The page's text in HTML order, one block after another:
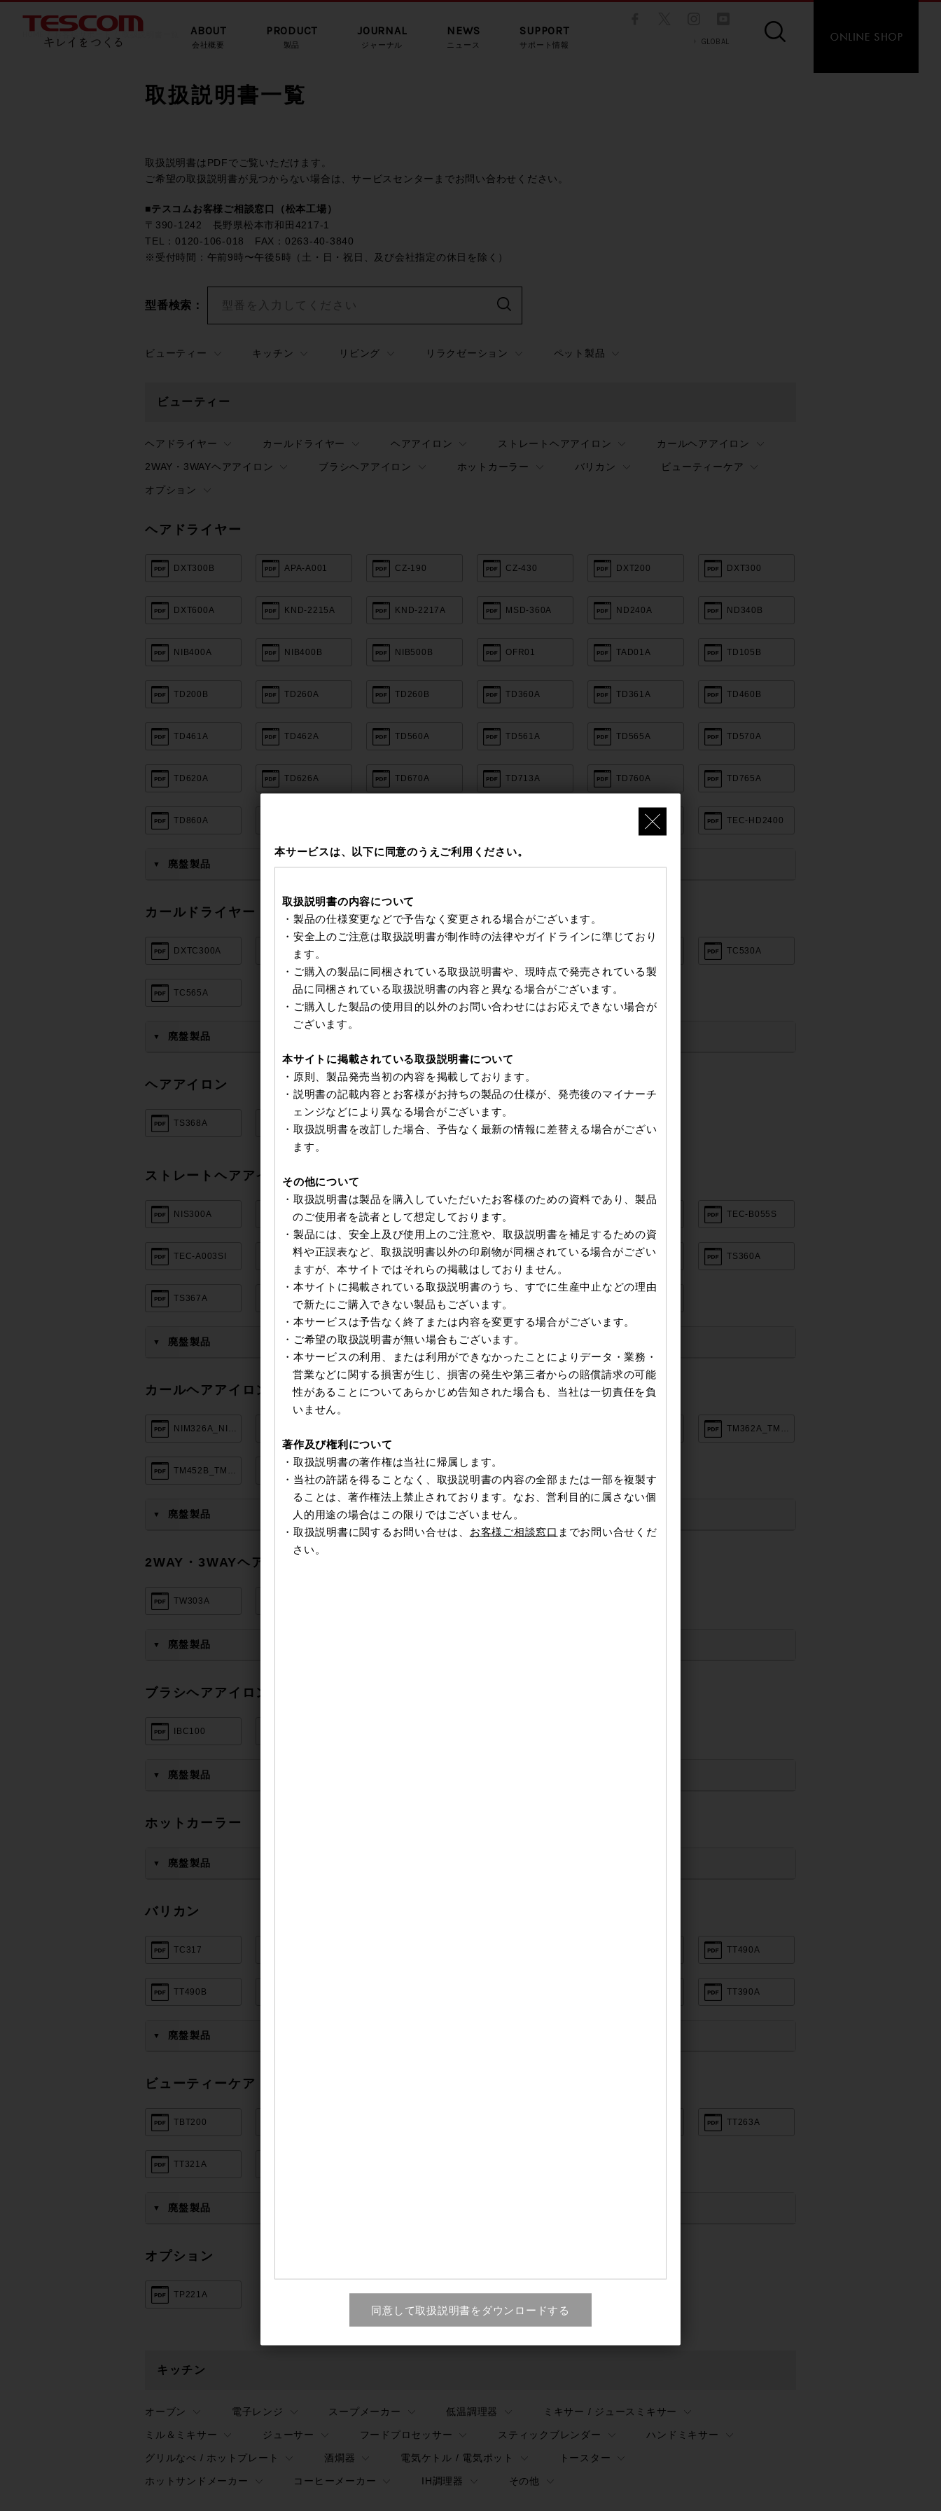
GLOBAL
ABOUT
会社概要
PRODUCT
製品
JOURNAL
ジャーナル
NEWS
ニュース
SUPPORT
サポート情報
取扱説明書一覧
取扱説明書はPDFでご覧いただけます。
ご希望の取扱説明書が見つからない場合は、サービスセンターまでお問い合わせください。
■テスコムお客様ご相談窓口（松本工場）
〒390-1242 長野県松本市和田4217-1
TEL：0120-106-018 FAX：0263-40-3840
※受付時間：午前9時〜午後5時（土・日・祝日、及び会社指定の休日を除く）
型番検索：
ビューティー キッチン リビング リラクゼーション ペット製品
ビューティー
ヘアドライヤー カールドライヤー ヘアアイロン ストレートヘアアイロン カールヘアアイロン
2WAY・3WAYヘアアイロン ブラシヘアアイロン ホットカーラー バリカン ビューティーケア
オプション
ヘアドライヤー
DXT300B APA-A001 CZ-190 CZ-430 DXT200 DXT300
DXT600A KND-2215A KND-2217A MSD-360A ND240A ND340B
NIB400A NIB400B NIB500B OFR01 TAD01A TD105B
TD200B TD260A TD260B TD360A TD361A TD460B
TD461A TD462A TD560A TD561A TD565A TD570A
TD620A TD626A TD670A TD713A TD760A TD765A
TD860A TEC-A026D TEC-HD2400
▼ 廃盤製品
カールドライヤー
DXTC300A TC105B TC530A
TC565A
▼ 廃盤製品
ヘアアイロン
TS368A TS369A
ストレートヘアアイロン
NIS300A NIS300B NIS500B TEC-B055S
TEC-A003SI TEC-HS120 THS7 TS120A TS310A TS360A
TS367A TS460A TS510A
▼ 廃盤製品
カールヘアアイロン
NIM326A_NIM332A TM362A_TM363A_TM364A
TM452B_TM453B
▼ 廃盤製品
2WAY・3WAYヘアアイロン
TW303A
▼ 廃盤製品
ブラシヘアアイロン
IBC100
▼ 廃盤製品
ホットカーラー
▼ 廃盤製品
バリカン
TC317 TT490A
TT490B TT390A
▼ 廃盤製品
ビューティーケア
TBT200 TT263A
TT321A
▼ 廃盤製品
オプション
TP221A
キッチン
オーブン 電子レンジ スープメーカー 低温調理器 ミキサー / ジュースミキサー
ミル＆ミキサー ジューサー フードプロセッサー スティックブレンダー ハンドミキサー
グリルなべ / ホットプレート 酒燗器 電気ケトル / 電気ポット トースター
ホットサンドメーカー コーヒーメーカー IH調理器 その他
本サービスは、以下に同意のうえご利用ください。
取扱説明書の内容について
・製品の仕様変更などで予告なく変更される場合がございます。
・安全上のご注意は取扱説明書が制作時の法律やガイドラインに準じており
ます。
・ご購入の製品に同梱されている取扱説明書や、現時点で発売されている製
品に同梱されている取扱説明書の内容と異なる場合がございます。
・ご購入した製品の使用目的以外のお問い合わせにはお応えできない場合が
ございます。
本サイトに掲載されている取扱説明書について
・原則、製品発売当初の内容を掲載しております。
・説明書の記載内容とお客様がお持ちの製品の仕様が、発売後のマイナーチ
ェンジなどにより異なる場合がございます。
・取扱説明書を改訂した場合、予告なく最新の情報に差替える場合がござい
ます。
その他について
・取扱説明書は製品を購入していただいたお客様のための資料であり、製品
のご使用者を読者として想定しております。
・製品には、安全上及び使用上のご注意や、取扱説明書を補足するための資
料や正誤表など、取扱説明書以外の印刷物が同梱されている場合がござい
ますが、本サイトではそれらの掲載はしておりません。
・本サイトに掲載されている取扱説明書のうち、すでに生産中止などの理由
で新たにご購入できない製品もございます。
・本サービスは予告なく終了または内容を変更する場合がございます。
・ご希望の取扱説明書が無い場合もございます。
・本サービスの利用、または利用ができなかったことによりデータ・業務・
営業などに関する損害が生じ、損害の発生や第三者からの賠償請求の可能
性があることについてあらかじめ告知された場合も、当社は一切責任を負
いません。
著作及び権利について
・取扱説明書の著作権は当社に帰属します。
・当社の許諾を得ることなく、取扱説明書の内容の全部または一部を複製す
ることは、著作権法上禁止されております。なお、営利目的に属さない個
人的用途の場合はこの限りではございません。
・取扱説明書に関するお問い合せは、 お客様ご相談窓口 までお問い合せくだ
さい。
同意して取扱説明書を ダウンロードする